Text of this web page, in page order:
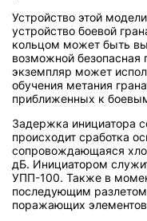
Устройство этой
устройство боевой
кольцом может быть
возможной безопасная
экземпляр может
обучения метания
приближенных к
Задержка инициатора
происходит сработка
сопровождающаяся
дБ. Инициатором
УПП-100. Также в
последующим
поражающих